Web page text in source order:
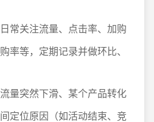
日常关注流量、点击率、加购
率等，定期记录并做环比、
量突然下滑、某个产品转化
定位原因（如活动结束、竞